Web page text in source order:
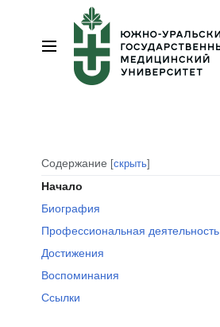
Главное меню
Содержание скрыть
Начало
Биография
Профессиональная деятельность
Достижения
Воспоминания
Ссылки